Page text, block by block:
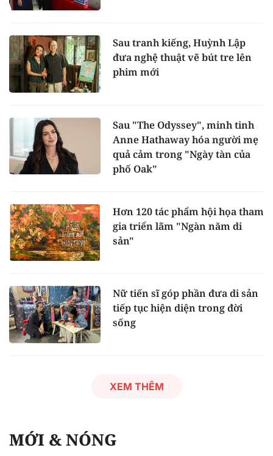
Sau tranh kiếng, Huỳnh Lập
đưa nghệ thuật vẽ bút tre lên
phim mới
Sau "The Odyssey", minh tinh
Anne Hathaway hóa người mẹ
quả cảm trong "Ngày tàn của
phố Oak"
Hơn 120 tác phẩm hội họa tham
gia triển lãm "Ngàn năm di
sản"
Nữ tiến sĩ góp phần đưa di sản
tiếp tục hiện diện trong đời
sống
XEM THÊM
MỚI & NÓNG